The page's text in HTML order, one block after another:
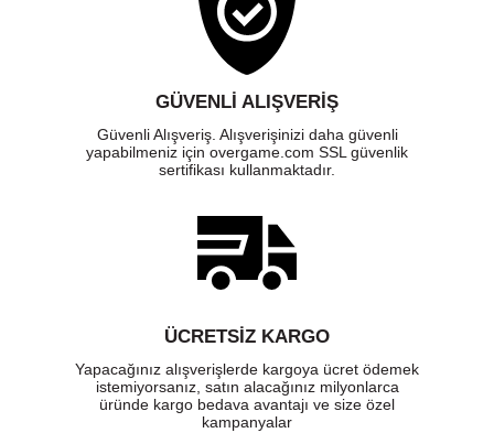
GÜVENLI ALIŞVERIŞ
Güvenli Alışveriş. Alışverişinizi daha güvenli
yapabilmeniz için overgame.com SSL güvenlik
sertifikası kullanmaktadır.
ÜCRETSIZ KARGO
Yapacağınız alışverişlerde kargoya ücret ödemek
istemiyorsanız, satın alacağınız milyonlarca
üründe kargo bedava avantajı ve size özel
kampanyalar